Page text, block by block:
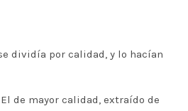
dividía por calidad, y lo hacían
El de mayor calidad, extraído de